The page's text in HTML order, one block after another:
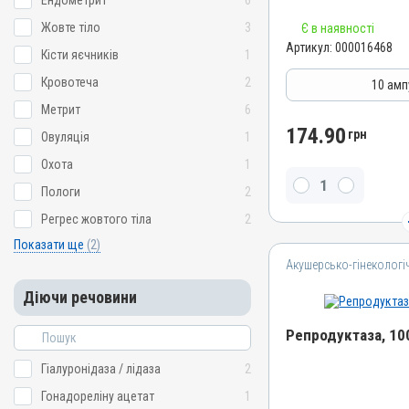
Жовте тіло
3
Кісти яєчників
1
Кровотеча
2
Метрит
6
Овуляція
1
Охота
1
Пологи
2
Регрес жовтого тіла
2
Показати ще (2)
Діючи речовини
Гіалуронідаза / лідаза
2
Гонадореліну ацетат
1
АВ-01010-01-10
Гормональні, Акушерсько-
Розчин
Окситоцин синтетичний
ВРХ, Вівці, Кози, Свині,
Внутрішньом'язово,
Призначення
Показання
Є в наявності
Артикул: 000016468
10
174.90 грн
Акушерсько-
Репродуктаза,